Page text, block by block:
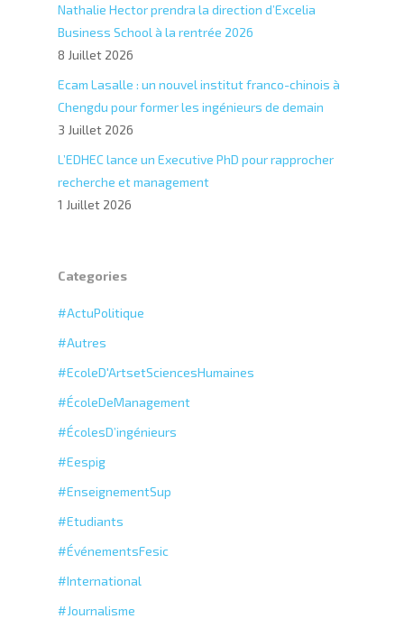
Nathalie Hector prendra la direction d’Excelia
Business School à la rentrée 2026
8 Juillet 2026
Ecam Lasalle : un nouvel institut franco-chinois à
Chengdu pour former les ingénieurs de demain
3 Juillet 2026
L’EDHEC lance un Executive PhD pour rapprocher
recherche et management
1 Juillet 2026
Categories
#ActuPolitique
#Autres
#EcoleD'ArtsetSciencesHumaines
#ÉcoleDeManagement
#ÉcolesD’ingénieurs
#Eespig
#EnseignementSup
#Etudiants
#ÉvénementsFesic
#International
#Journalisme